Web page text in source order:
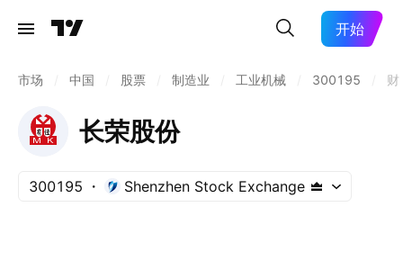
开始
市场 中国 股票 制造业 工业机械 300195 财
长荣股份
300195 Shenzhen Stock Exchange